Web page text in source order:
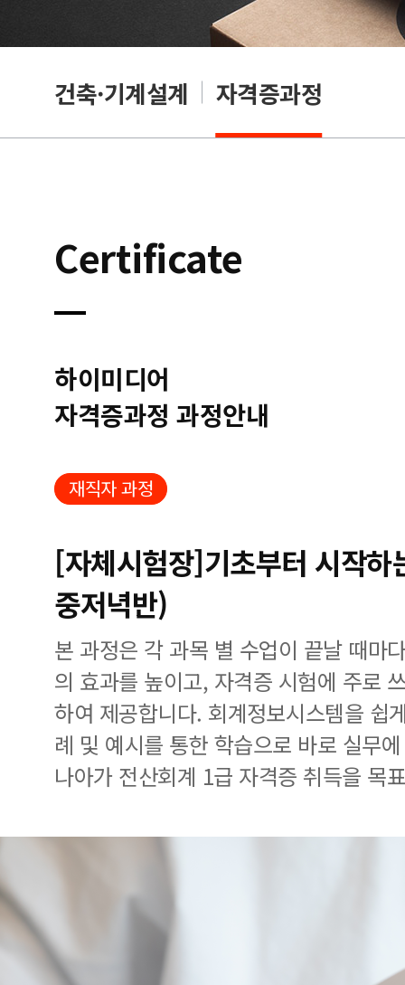
건축·기계설계 자격증과정
Certificate
하이미디어
자격증과정 과정안내
재직자 과정
[자체시험장]기초부터 시작
중저녁반)
본 과정은 각 과목 별 수업이 끝날 때마
의 효과를 높이고, 자격증 시험에 주로
하여 제공합니다. 회계정보시스템을 쉽
례 및 예시를 통한 학습으로 바로 실무
나아가 전산회계 1급 자격증 취득을 목